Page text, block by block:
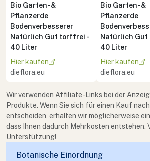
Bio Garten- &
Pflanzerde
Bodenverbesserer
Natürlich Gut torffrei -
40 Liter
Hier kaufen
dieflora.eu
Bio Garten- &
Pflanzerde
Natürlich
40 Liter
Hier kaufen
dieflora.eu
Wir verwenden Affiliate-Links bei der
Produkte. Wenn Sie sich für einen Kauf
entscheiden, erhalten wir möglicherweise
dass Ihnen dadurch Mehrkosten entstehen.
Unterstützung!
Botanische Einordnung